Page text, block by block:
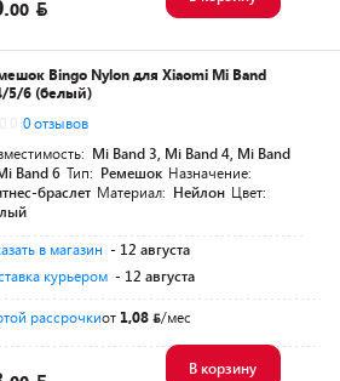
00
Bingo Nylon для Xiaomi Mi Band
5/6 (белый)
0 отзывов
Mi Band 3, Mi Band 4, Mi Band
Band 6 Тип: Ремешок Назначение:
браслет Материал: Нейлон Цвет:
в магазин - 12 августа
курьером - 12 августа
рассрочкиот 1,08 /мес
В корзину